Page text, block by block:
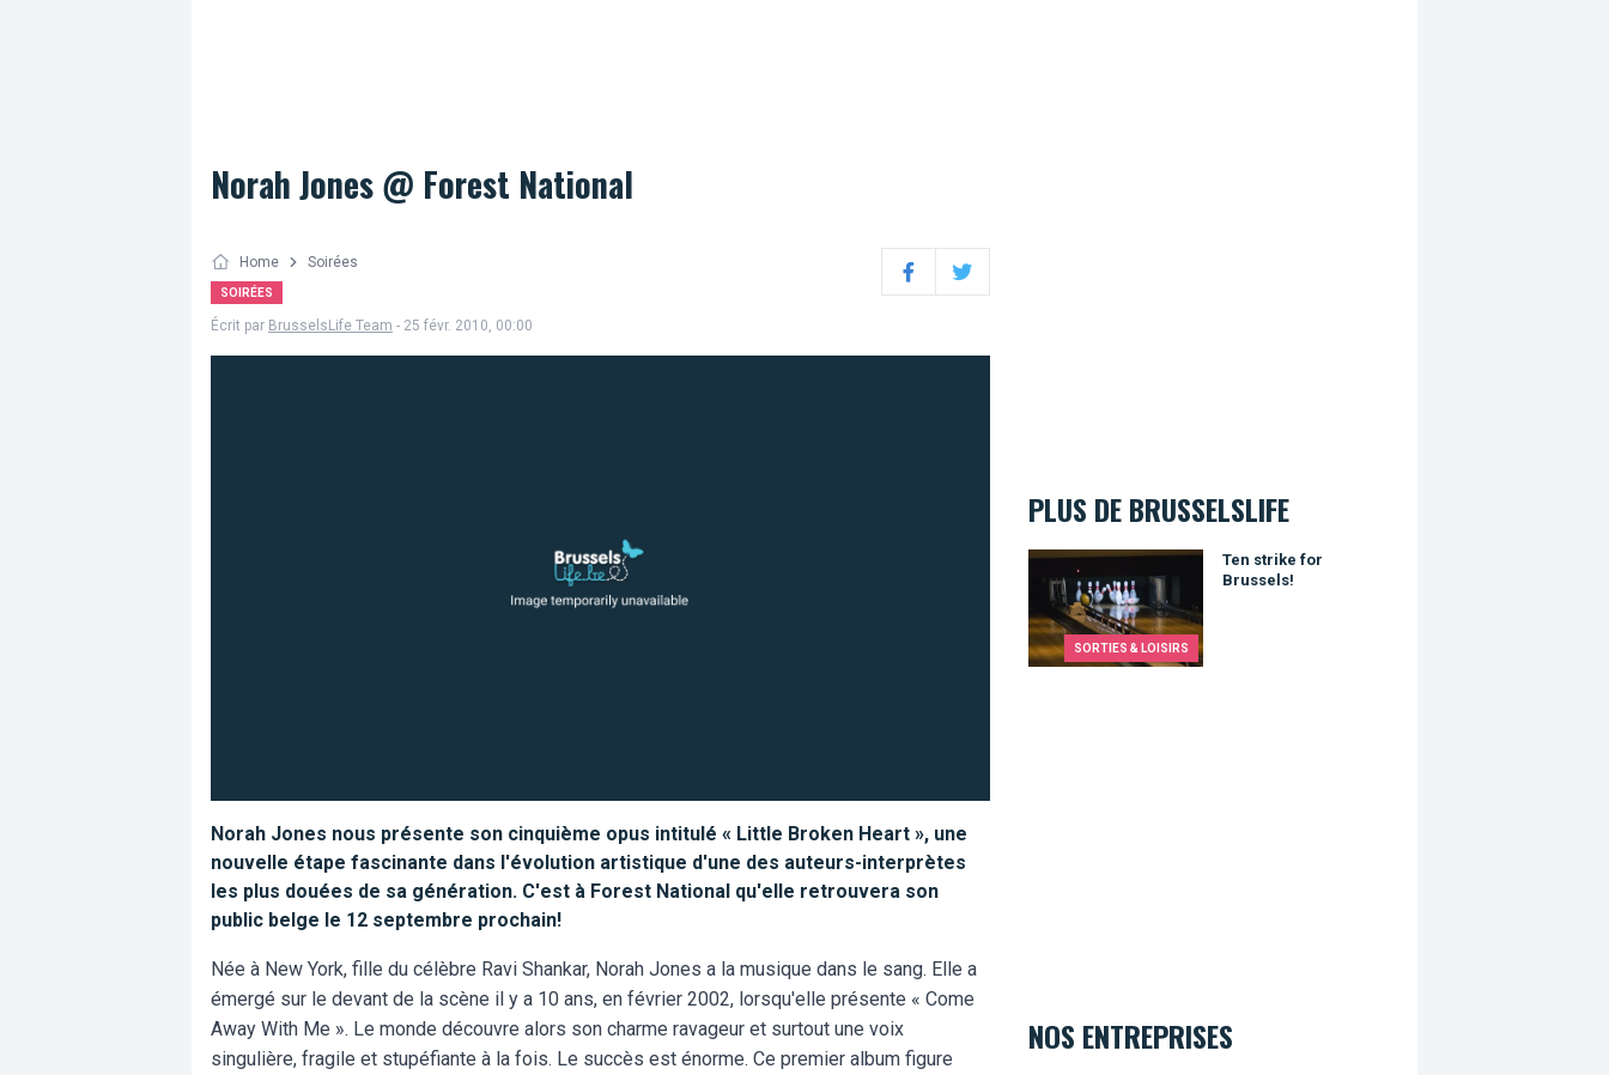
Norah Jones @ Forest National
Home Soirées
SOIRÉES FacebookTwitter
Écrit par BrusselsLife Team - 25 févr. 2010, 00:00
Norah Jones nous présente son cinquième opus intitulé « Little Broken Heart », une
nouvelle étape fascinante dans l'évolution artistique d'une des auteurs-interprètes
les plus douées de sa génération. C'est à Forest National qu'elle retrouvera son
public belge le 12 septembre prochain!
Née à New York, fille du célèbre Ravi Shankar, Norah Jones a la musique dans le sang. Elle a
émergé sur le devant de la scène il y a 10 ans, en février 2002, lorsqu'elle présente « Come
Away With Me ». Le monde découvre alors son charme ravageur et surtout une voix
singulière, fragile et stupéfiante à la fois. Le succès est énorme. Ce premier album figure
PLUS DE BRUSSELSLIFE
SORTIES & LOISIRS
Ten strike for
Brussels!
Ten strike for Brussels!
NOS ENTREPRISES